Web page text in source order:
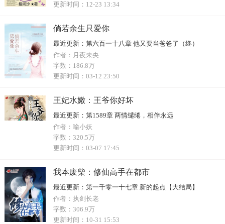
更新时间： 12-23 13:34
倘若余生只爱你
最近更新： 第六百一十八章 他又要当爸爸了（终）
作者： 月夜未央
字数： 186.8万
更新时间： 03-12 23:50
王妃水嫩：王爷你好坏
最近更新： 第1589章 两情缱绻，相伴永远
作者： 喻小妖
字数： 320.5万
更新时间： 03-07 17:45
我本废柴：修仙高手在都市
最近更新： 第一千零一十七章 新的起点【大结局】
作者： 执剑长老
字数： 306.9万
更新时间： 10-31 15:53